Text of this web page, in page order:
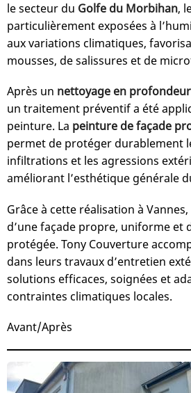
le secteur du Golfe du Morbihan,
particulièrement exposées à
aux variations climatiques,
mousses, de salissures et de
Après un nettoyage en
un traitement préventif a été
peinture. La peinture de façade
permet de protéger durablement
infiltrations et les agressions
améliorant l’esthétique générale
Grâce à cette réalisation à
d’une façade propre, uniforme et
protégée. Tony Couverture
dans leurs travaux d’entretien
solutions efficaces, soignées et
contraintes climatiques locales.
Avant/Après